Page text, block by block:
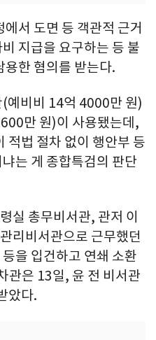
서 도면 등 객관적 근거
지급을 요구하는 등 불
용한 혐의를 받는다.
예비비 14억 4000만 원)
만 원)이 사용됐는데,
적법 절차 없이 행안부 등
는 게 종합특검의 판단
실 총무비서관, 관저 이
리비서관으로 근무했던
을 입건하고 연쇄 소환
관은 13일, 윤 전 비서관
았다.